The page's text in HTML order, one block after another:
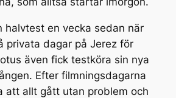
halvtest en vecka sedan när
privata dagar på Jerez för
även fick testköra sin nya
Efter filmningsdagarna
att allt gått utan problem och